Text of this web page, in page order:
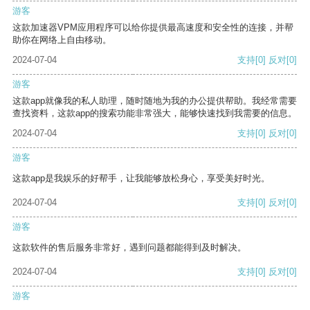
游客
这款加速器VPM应用程序可以给你提供最高速度和安全性的连接，并帮
助你在网络上自由移动。
2024-07-04
支持[0] 反对[0]
游客
这款app就像我的私人助理，随时随地为我的办公提供帮助。我经常需要
查找资料，这款app的搜索功能非常强大，能够快速找到我需要的信息。
2024-07-04
支持[0] 反对[0]
游客
这款app是我娱乐的好帮手，让我能够放松身心，享受美好时光。
2024-07-04 支持[0] 反对[0]
游客
这款软件的售后服务非常好，遇到问题都能得到及时解决。
2024-07-04 支持[0] 反对[0]
游客